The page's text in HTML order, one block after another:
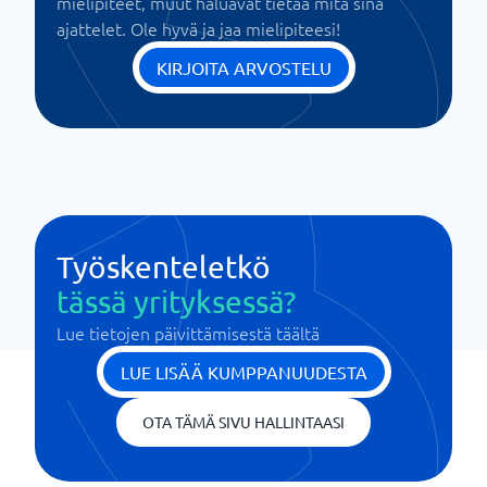
ajattelet. Ole hyvä ja jaa mielipiteesi!
KIRJOITA ARVOSTELU
Työskenteletkö
tässä yrityksessä?
Lue tietojen päivittämisestä täältä
LUE LISÄÄ KUMPPANUUDESTA
OTA TÄMÄ SIVU HALLINTAASI